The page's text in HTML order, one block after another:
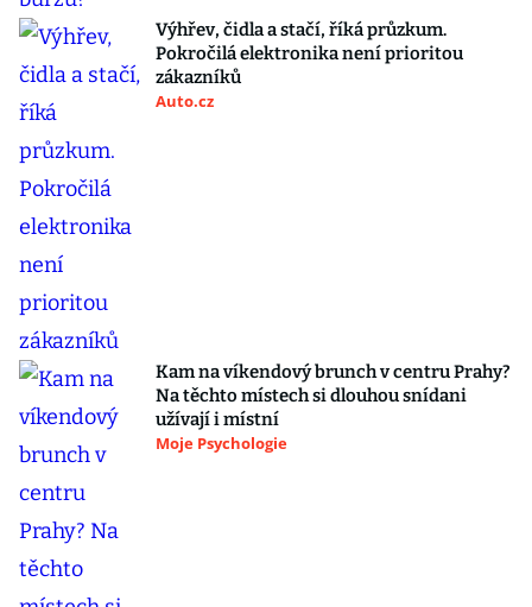
Výhřev, čidla a stačí, říká průzkum.
Pokročilá elektronika není prioritou
zákazníků
Auto.cz
Kam na víkendový brunch v centru Prahy?
Na těchto místech si dlouhou snídani
užívají i místní
Moje Psychologie